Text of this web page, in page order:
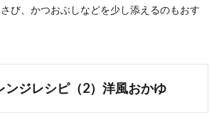
び、かつおぶしなどを少し添えるのもおす
ンジレシピ（2）洋風おかゆ